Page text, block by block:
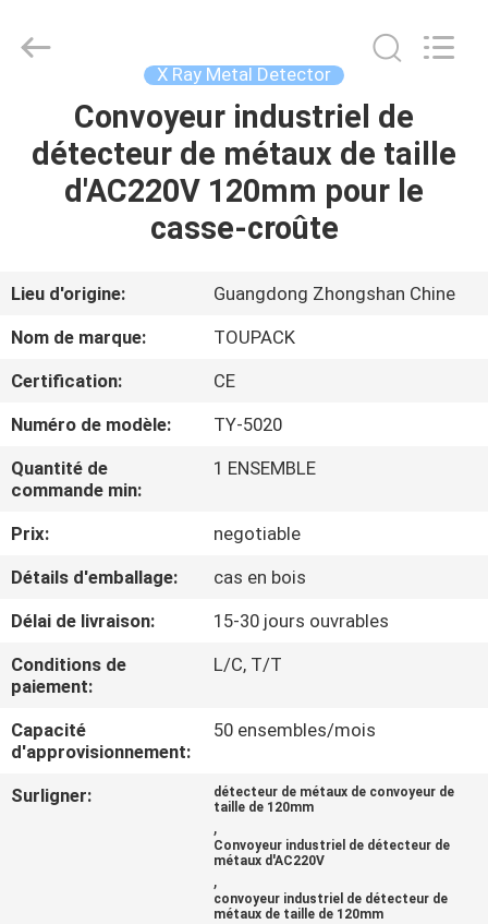
MAISON
PRODUITS
PROPOS
DE
NOUS
VISITE
D'USINE
CONTRÔLE
DE
QUALITÉ
CONTACTEZ-
NOUS
NOUVELLES
EQUIPMENT
X Ray Metal Detector
Convoyeur industriel de
détecteur de métaux de taille
d'AC220V 120mm pour le
casse-croûte
Lieu d'origine:
Guangdong Zhongshan Chine
Nom de marque:
TOUPACK
Certification:
CE
Numéro de modèle:
TY-5020
Quantité de
commande min:
1 ENSEMBLE
Prix:
negotiable
Détails d'emballage:
cas en bois
Délai de livraison:
15-30 jours ouvrables
Conditions de
paiement:
L/C, T/T
Capacité
d'approvisionnement:
50 ensembles/mois
Surligner:
détecteur de métaux de convoyeur de
taille de 120mm
,
Convoyeur industriel de détecteur de
métaux d'AC220V
,
convoyeur industriel de détecteur de
métaux de taille de 120mm